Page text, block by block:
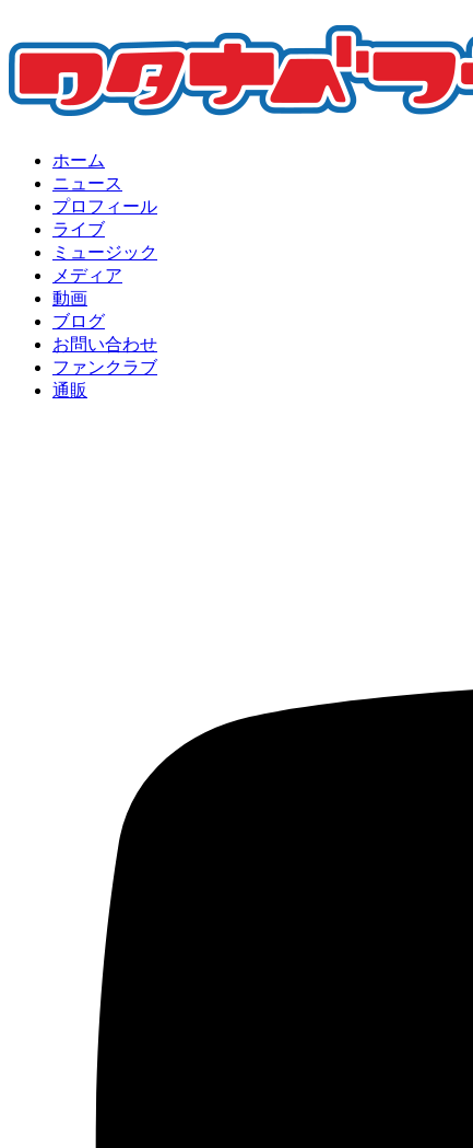
ホーム
ニュース
プロフィール
ライブ
ミュージック
メディア
動画
ブログ
お問い合わせ
ファンクラブ
通販